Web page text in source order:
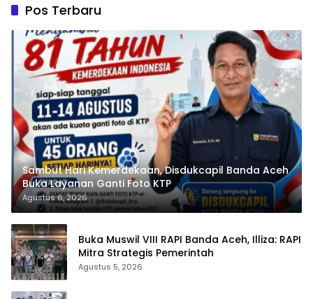
Pos Terbaru
Sambut Hari Kemerdekaan, Disdukcapil Banda Aceh
Buka Layanan Ganti Foto KTP
Agustus 6, 2026
Buka Muswil VIII RAPI Banda Aceh, Illiza: RAPI
Mitra Strategis Pemerintah
Agustus 5, 2026